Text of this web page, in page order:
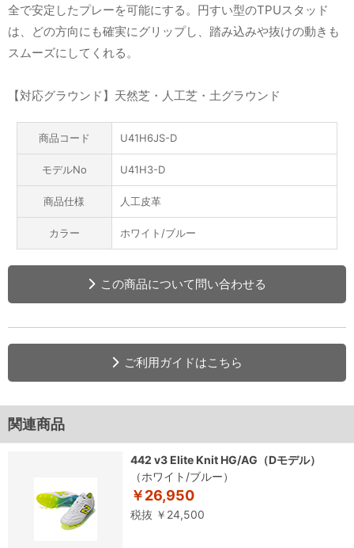
全で安定したプレーを可能にする。円すい型のTPUスタッド
は、どの方向にも確実にグリップし、踏み込みや抜けの動きも
スムーズにしてくれる。
【対応グラウンド】天然芝・人工芝・土グラウンド
商品コード U41H6JS-D
モデルNo U41H3-D
商品仕様 人工皮革
カラー ホワイト/ブルー
この商品について問い合わせる
ご利用ガイドはこちら
関連商品
442 v3 Elite Knit HG/AG（Dモデル）
（ホワイト/ブルー）
￥26,950
税抜 ￥24,500